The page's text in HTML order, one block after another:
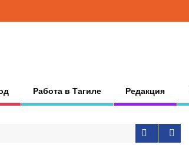
Работа в Тагиле Редакция